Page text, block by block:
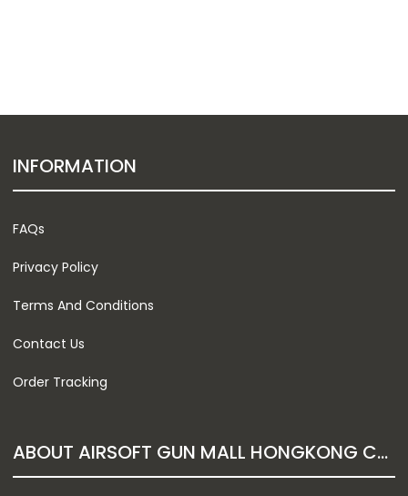
INFORMATION
FAQs
Privacy Policy
Terms And Conditions
Contact Us
Order Tracking
ABOUT AIRSOFT GUN MALL HONGKONG CO. LTD